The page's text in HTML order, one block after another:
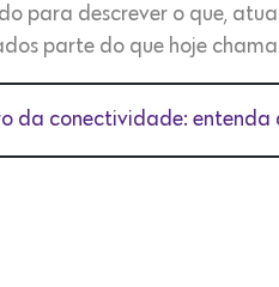
para descrever o que,
parte do que hoje
da conectividade: